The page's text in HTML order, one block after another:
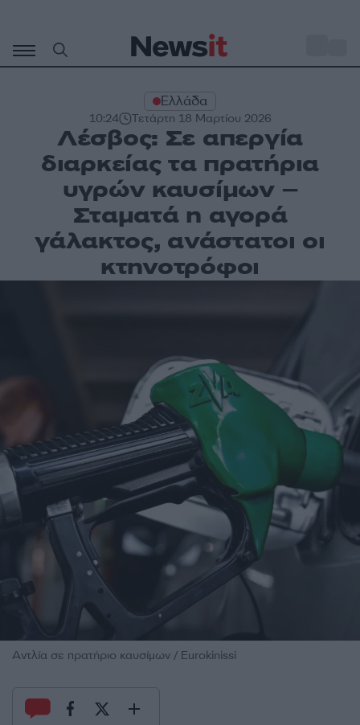
περιεχόμενο
Ελλάδα
10:24 Τετάρτη 18 Μαρτίου 2026
Λέσβος: Σε απεργία
διαρκείας τα πρατήρια
υγρών καυσίμων –
Σταματά η αγορά
γάλακτος, ανάστατοι οι
κτηνοτρόφοι
Αντλία σε πρατήριο καυσίμων / Eurokinissi